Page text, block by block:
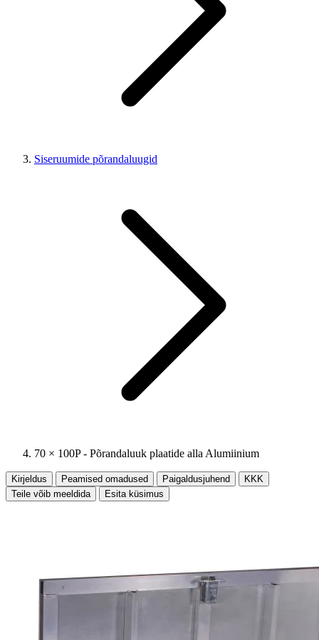
Siseruumide põrandaluugid
70 × 100P - Põrandaluuk plaatide alla Alumiinium
Kirjeldus Peamised omadused Paigaldusjuhend
KKK
Teile võib meeldida
Esita küsimus